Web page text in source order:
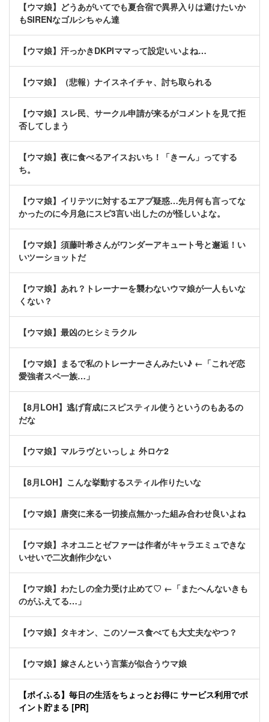
【ウマ娘】どうあがいてでも夏合宿で異界入りは避けたいか
もSIRENなゴルシちゃん達
【ウマ娘】汗っかきDKPIママって設定いいよね…
【ウマ娘】（悲報）ナイスネイチャ、討ち取られる
【ウマ娘】スレ民、サークル申請が来るがコメントを見て拒
否してしまう
【ウマ娘】夜に食べるアイスおいち！「きーん」ってする
ち。
【ウマ娘】イリテツに対するエアプ疑惑…先月何も言ってな
かったのに今月急にスピ3言い出したのが怪しいよな。
【ウマ娘】須藤叶希さんがワンダーアキュート号と邂逅！い
いツーショットだ
【ウマ娘】あれ？トレーナーを襲わないウマ娘が一人もいな
くない？
【ウマ娘】最凶のヒシミラクル
【ウマ娘】まるで私のトレーナーさんみたい♪ ←「これぞ恋
愛強者スペ一族…」
【8月LOH】逃げ育成にスピスティル使うというのもあるの
だな
【ウマ娘】マルラヴといっしょ 外ロケ2
【8月LOH】こんな挙動するスティル作りたいな
【ウマ娘】唐突に来る一切接点無かった組み合わせ良いよね
【ウマ娘】ネオユニとゼファーは作者がキャラエミュできな
いせいで二次創作少ない
【ウマ娘】わたしの全力受け止めて♡ ←「またへんないきも
のがふえてる…」
【ウマ娘】タキオン、このソース食べても大丈夫なやつ？
【ウマ娘】嫁さんという言葉が似合うウマ娘
【ポイふる】毎日の生活をちょっとお得に サービス利用でポ
イント貯まる [PR]